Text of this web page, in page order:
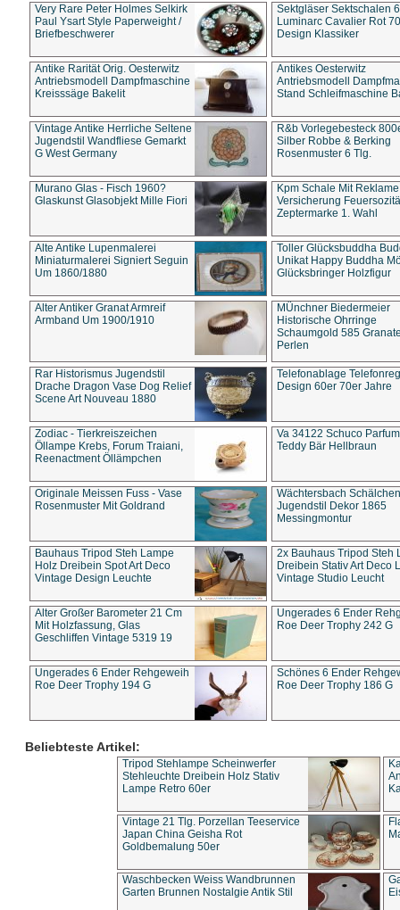
Very Rare Peter Holmes Selkirk
Paul Ysart Style Paperweight /
Briefbeschwerer
Sektgläser Sektschalen
Luminarc Cavalier Rot
Design Klassiker
Antike Rarität Orig. Oesterwitz
Antriebsmodell Dampfmaschine
Kreisssäge Bakelit
Antikes Oesterwitz
Antriebsmodell
Stand Schleifmaschine
Vintage Antike Herrliche Seltene
Jugendstil Wandfliese Gemarkt
G West Germany
R&b Vorlegebesteck
Silber Robbe & Berking
Rosenmuster 6 Tlg.
Murano Glas - Fisch 1960?
Glaskunst Glasobjekt Mille Fiori
Kpm Schale Mit Reklame
Versicherung
Zeptermarke 1. Wahl
Alte Antike Lupenmalerei
Miniaturmalerei Signiert Seguin
Um 1860/1880
Toller Glücksbuddha
Unikat Happy Buddha
Glücksbringer Holzfigur
Alter Antiker Granat Armreif
Armband Um 1900/1910
MÜnchner Biedermeier
Historische Ohrringe
Schaumgold 585
Perlen
Rar Historismus Jugendstil
Drache Dragon Vase Dog Relief
Scene Art Nouveau 1880
Telefonablage
Design 60er 70er Jahre
Zodiac - Tierkreiszeichen
Öllampe Krebs, Forum Traiani,
Reenactment Öllämpchen
Va 34122 Schuco
Teddy Bär Hellbraun
Originale Meissen Fuss - Vase
Rosenmuster Mit Goldrand
Wächtersbach Schälchen
Jugendstil Dekor 1865
Messingmontur
Bauhaus Tripod Steh Lampe
Holz Dreibein Spot Art Deco
Vintage Design Leuchte
2x Bauhaus Tripod Steh
Dreibein Stativ Art Deco
Vintage Studio Leucht
Alter Großer Barometer 21 Cm
Mit Holzfassung, Glas
Geschliffen Vintage 5319 19
Ungerades 6 Ender
Roe Deer Trophy 242 G
Ungerades 6 Ender Rehgeweih
Roe Deer Trophy 194 G
Schönes 6 Ender
Roe Deer Trophy 186 G
Beliebteste Artikel:
Tripod Stehlampe Scheinwerfer
Stehleuchte Dreibein Holz Stativ
Lampe Retro 60er
Vintage 21 Tlg. Porzellan Teeservice
Japan China Geisha Rot
Goldbemalung 50er
Waschbecken Weiss Wandbrunnen
Garten Brunnen Nostalgie Antik Stil